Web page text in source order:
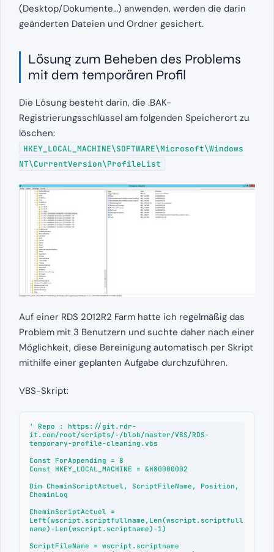
(Desktop/Dokumente…) anwenden, werden die darin
geänderten Dateien und Ordner gesichert.
Lösung zum Beheben des Problems
mit dem temporären Profil
Die Lösung besteht darin, die .BAK-
Registrierungsschlüssel am folgenden Speicherort zu
löschen:
HKEY_LOCAL_MACHINE\SOFTWARE\Microsoft\Windows
NT\CurrentVersion\ProfileList
Auf einer RDS 2012R2 Farm hatte ich regelmäßig das
Problem mit 3 Benutzern und suchte daher nach einer
Möglichkeit, diese Bereinigung automatisch per Skript
mithilfe einer geplanten Aufgabe durchzuführen.
VBS-Skript:
' Repo : https://git.rdr-
it.com/root/scripts/-/blob/master/VBS/RDS-
temporary-profile-cleaning.vbs
Const ForAppending = 8
Const HKEY_LOCAL_MACHINE = &H80000002
Dim CheminScriptActuel, ScriptFileName, Position,
CheminLog
CheminScriptActuel =
Left(wscript.scriptfullname,Len(wscript.scriptfull
name)-Len(wscript.scriptname)-1)
ScriptFileName = wscript.scriptname